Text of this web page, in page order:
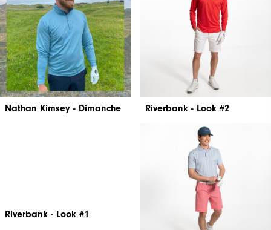
Nathan Kimsey - Dimanche Riverbank - Look #2